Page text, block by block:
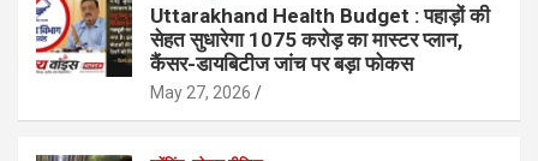
Uttarakhand Health Budget : पहाड़ों की
सेहत सुधारेगा 1075 करोड़ का मास्टर प्लान,
कैंसर-डायबिटीज जांच पर बड़ा फोकस
May 27, 2026